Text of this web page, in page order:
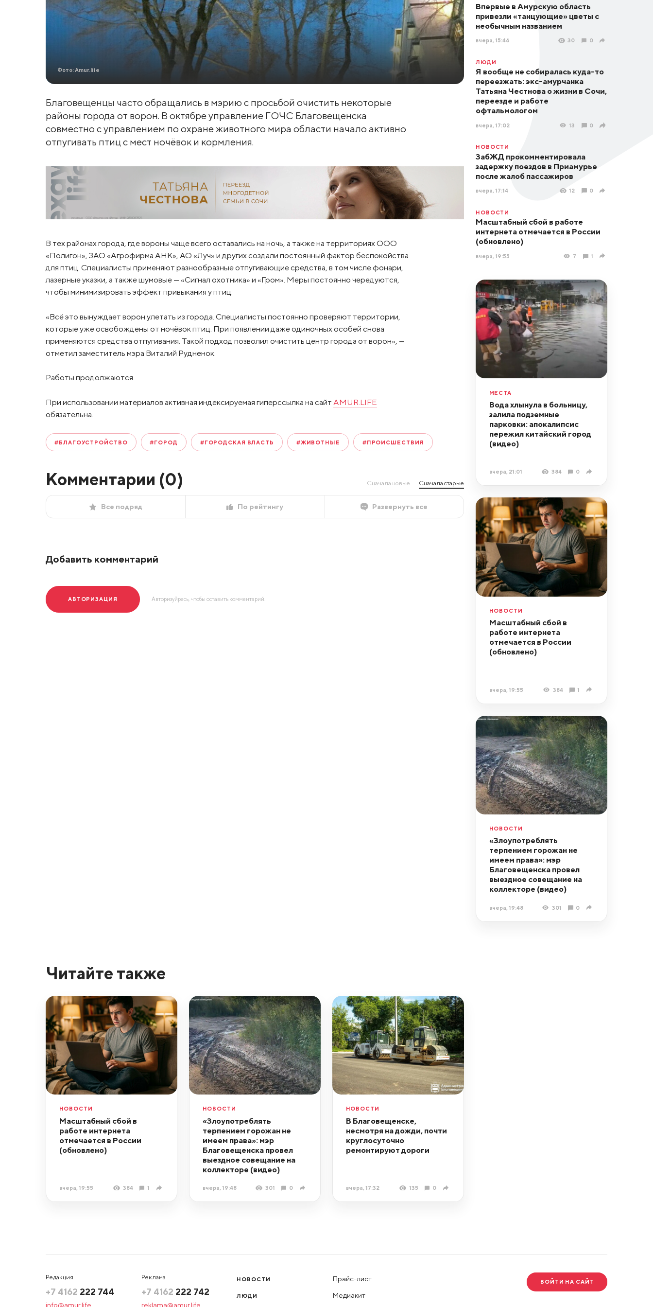
Фото: Amur.life
Благовещенцы часто обращались в мэрию с просьбой очистить некоторые
районы города от ворон. В октябре управление ГОЧС Благовещенска
совместно с управлением по охране животного мира области начало активно
отпугивать птиц с мест ночёвок и кормления.
В тех районах города, где вороны чаще всего оставались на ночь, а также на территориях ООО
«Полигон», ЗАО «Агрофирма АНК», АО «Луч» и других создали постоянный фактор беспокойства
для птиц. Специалисты применяют разнообразные отпугивающие средства, в том числе фонари,
лазерные указки, а также шумовые — «Сигнал охотника» и «Гром». Меры постоянно чередуются,
чтобы минимизировать эффект привыкания у птиц.
«Всё это вынуждает ворон улетать из города. Специалисты постоянно проверяют территории,
которые уже освобождены от ночёвок птиц. При появлении даже одиночных особей снова
применяются средства отпугивания. Такой подход позволил очистить центр города от ворон», —
отметил заместитель мэра Виталий Рудненок.
Работы продолжаются.
При использовании материалов активная индексируемая гиперссылка на сайт AMUR.LIFE
обязательна.
#БЛАГОУСТРОЙСТВО #ГОРОД #ГОРОДСКАЯ ВЛАСТЬ #ЖИВОТНЫЕ #ПРОИСШЕСТВИЯ
Комментарии (0) Сначала новые Сначала старые
Все подряд По рейтингу Развернуть все
Добавить комментарий
АВТОРИЗАЦИЯ Авторизуйресь, чтобы оставить комментарий.
Впервые в Амурскую область
привезли «танцующие» цветы с
необычным названием
вчера, 15:46 30 0
ЛЮДИ
Я вообще не собиралась куда-то
переезжать: экс-амурчанка
Татьяна Честнова о жизни в Сочи,
переезде и работе
офтальмологом
вчера, 17:02 13 0
НОВОСТИ
ЗабЖД прокомментировала
задержку поездов в Приамурье
после жалоб пассажиров
вчера, 17:14 12 0
НОВОСТИ
Масштабный сбой в работе
интернета отмечается в России
(обновлено)
вчера, 19:55 7 1
МЕСТА
Вода хлынула в больницу,
залила подземные
парковки: апокалипсис
пережил китайский город
(видео)
вчера, 21:01 384 0
НОВОСТИ
Масштабный сбой в
работе интернета
отмечается в России
(обновлено)
вчера, 19:55 384 1
НОВОСТИ
«Злоупотреблять
терпением горожан не
имеем права»: мэр
Благовещенска провел
выездное совещание на
коллекторе (видео)
вчера, 19:48 301 0
Читайте также
НОВОСТИ
Масштабный сбой в
работе интернета
отмечается в России
(обновлено)
вчера, 19:55 384 1
НОВОСТИ
«Злоупотреблять
терпением горожан не
имеем права»: мэр
Благовещенска провел
выездное совещание на
коллекторе (видео)
вчера, 19:48 301 0
НОВОСТИ
В Благовещенске,
несмотря на дожди, почти
круглосуточно
ремонтируют дороги
вчера, 17:32 135 0
Редакция
+7 4162 222 744
info@amur.life
Реклама
+7 4162 222 742
reklama@amur.life
НОВОСТИ
ЛЮДИ
Прайс-лист
Медиакит
ВОЙТИ НА САЙТ